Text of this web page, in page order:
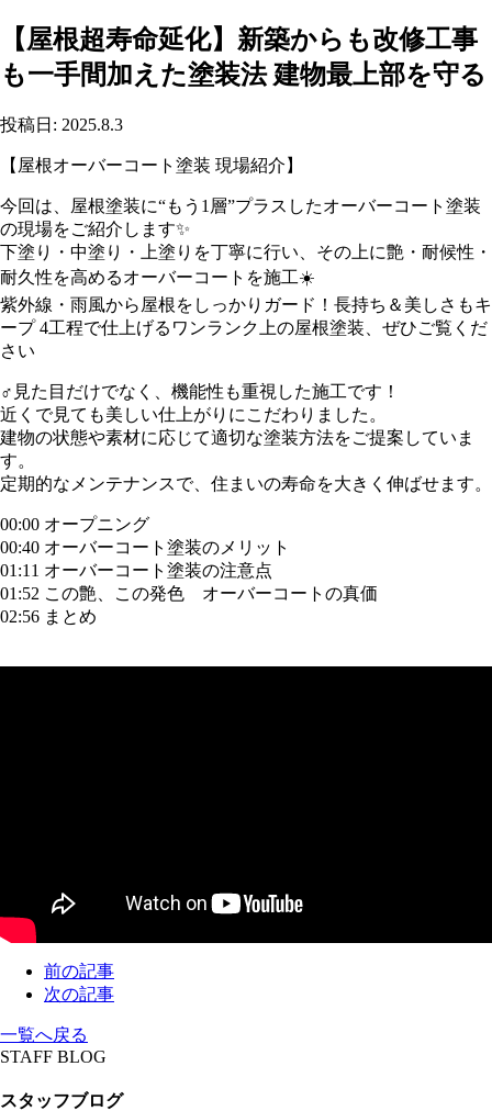
【屋根超寿命延化】新築からも改修工事
も一手間加えた塗装法 建物最上部を守る
投稿日: 2025.8.3
【屋根オーバーコート塗装 現場紹介】️
今回は、屋根塗装に“もう1層”プラスしたオーバーコート塗装
の現場をご紹介します✨
下塗り・中塗り・上塗りを丁寧に行い、その上に艶・耐候性・
耐久性を高めるオーバーコートを施工☀️
紫外線・雨風から屋根をしっかりガード！長持ち＆美しさもキ
ープ 4工程で仕上げるワンランク上の屋根塗装、ぜひご覧くだ
さい
‍♂️見た目だけでなく、機能性も重視した施工です！
近くで見ても美しい仕上がりにこだわりました。
️建物の状態や素材に応じて適切な塗装方法をご提案していま
す。
定期的なメンテナンスで、住まいの寿命を大きく伸ばせます。
00:00 オープニング
00:40 オーバーコート塗装のメリット
01:11 オーバーコート塗装の注意点
01:52 この艶、この発色 オーバーコートの真価
02:56 まとめ
前の記事
次の記事
一覧へ戻る
STAFF BLOG
スタッフブログ